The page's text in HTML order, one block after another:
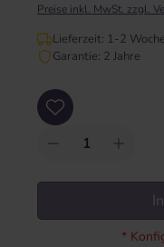
Preise inkl. MwSt. zzgl.
Lieferzeit: 1-2
Garantie: 2 Jahre
Produkt Anzahl: Gib den
*